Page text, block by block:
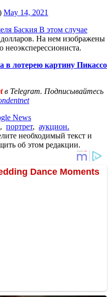
May 14, 2021
Баския В этом случае
На нем изображены
неоэксперессиониста.
лотерею картину Пикассо
в Telegram. Подписывайтесь
News
, портрет, аукцион.
необходимый текст и
об этом редакции.